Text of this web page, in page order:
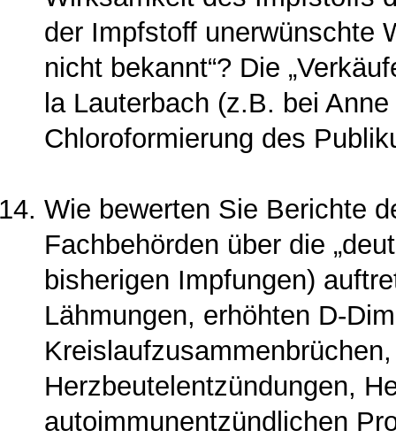
der Impfstoff unerwünschte
nicht bekannt“? Die
la Lauterbach (z.B. bei
Chloroformierung des
Wie bewerten Sie Berichte
Fachbehörden über die
bisherigen Impfungen)
Läh­mungen, erhöhten D-
Herzbeutelentzündungen,
autoimmunentzündlichen